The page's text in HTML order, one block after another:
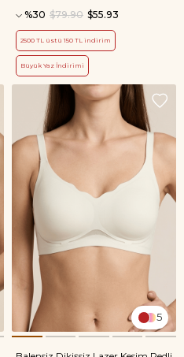
%30
$55.93
$79.90
2500 TL üstü 150 TL indirim
Büyük Yaz İndirimi
5